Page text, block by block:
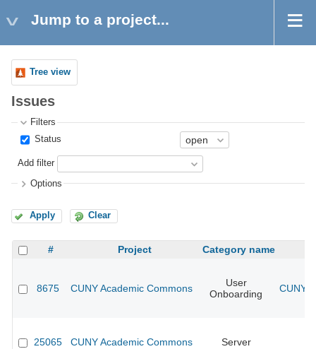
Jump to a project...
Tree view
Issues
Filters
Status
Add filter
Options
Apply Clear
# Project Category name
8675 CUNY Academic Commons
User
Onboarding
CUNY
25065 CUNY Academic Commons Server